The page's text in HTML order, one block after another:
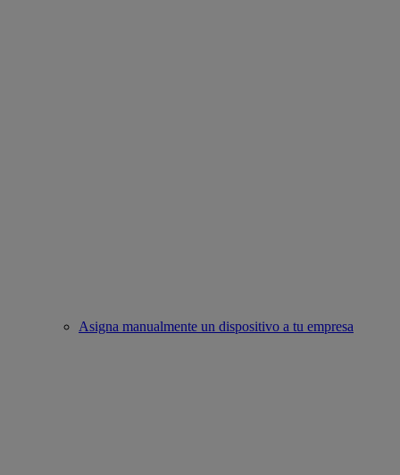
Asigna manualmente un dispositivo a tu empresa